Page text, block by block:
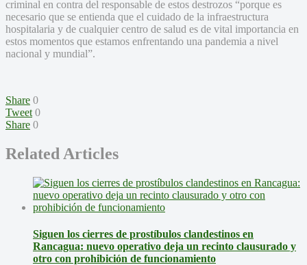
criminal en contra del responsable de estos destrozos “porque es
necesario que se entienda que el cuidado de la infraestructura
hospitalaria y de cualquier centro de salud es de vital importancia en
estos momentos que estamos enfrentando una pandemia a nivel
nacional y mundial”.
Share 0
Tweet 0
Share 0
Related Articles
Siguen los cierres de prostíbulos clandestinos en
Rancagua: nuevo operativo deja un recinto clausurado y
otro con prohibición de funcionamiento